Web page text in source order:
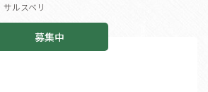
サルスベリ
募集中